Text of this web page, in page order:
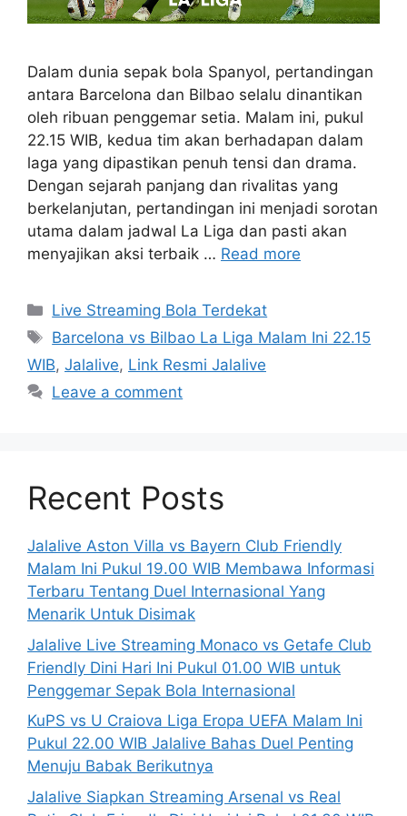
Dalam dunia sepak bola Spanyol, pertandingan
antara Barcelona dan Bilbao selalu dinantikan
oleh ribuan penggemar setia. Malam ini, pukul
22.15 WIB, kedua tim akan berhadapan dalam
laga yang dipastikan penuh tensi dan drama.
Dengan sejarah panjang dan rivalitas yang
berkelanjutan, pertandingan ini menjadi sorotan
utama dalam jadwal La Liga dan pasti akan
menyajikan aksi terbaik … Read more
Categories
Live Streaming Bola Terdekat
Tags
Barcelona vs Bilbao La Liga Malam Ini 22.15
WIB, Jalalive, Link Resmi Jalalive
Leave a comment
Recent Posts
Jalalive Aston Villa vs Bayern Club Friendly
Malam Ini Pukul 19.00 WIB Membawa Informasi
Terbaru Tentang Duel Internasional Yang
Menarik Untuk Disimak
Jalalive Live Streaming Monaco vs Getafe Club
Friendly Dini Hari Ini Pukul 01.00 WIB untuk
Penggemar Sepak Bola Internasional
KuPS vs U Craiova Liga Eropa UEFA Malam Ini
Pukul 22.00 WIB Jalalive Bahas Duel Penting
Menuju Babak Berikutnya
Jalalive Siapkan Streaming Arsenal vs Real